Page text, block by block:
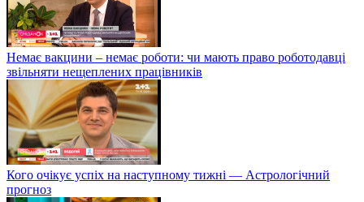
Немає вакцини – немає роботи: чи мають право роботодавці
звільняти нещеплених працівників
Кого очікує успіх на наступному тижні — Астрологічний
прогноз